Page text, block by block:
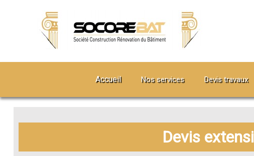
Accueil Nos services Devis travaux
Devis